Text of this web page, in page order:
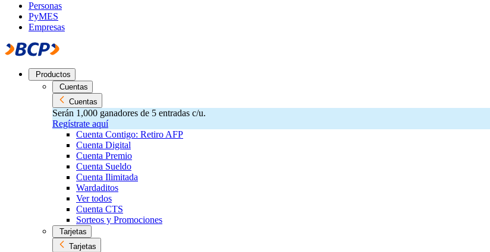
Personas
PyMES
Empresas
Productos
Cuentas
Cuentas
Serán 1,000 ganadores de 5 entradas c/u.
Regístrate aquí
Cuenta Contigo: Retiro AFP
Cuenta Digital
Cuenta Premio
Cuenta Sueldo
Cuenta Ilimitada
Wardaditos
Ver todos
Cuenta CTS
Sorteos y Promociones
Tarjetas
Tarjetas